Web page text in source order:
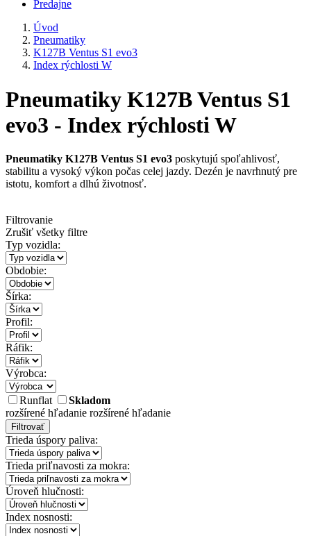
Predajne
Úvod
Pneumatiky
K127B Ventus S1 evo3
Index rýchlosti W
Pneumatiky K127B Ventus S1
evo3 - Index rýchlosti W
Pneumatiky K127B Ventus S1 evo3 poskytujú spoľahlivosť,
stabilitu a vysoký výkon počas celej jazdy. Dezén je navrhnutý pre
istotu, komfort a dlhú životnosť.
Filtrovanie
Zrušiť všetky filtre
Typ vozidla:
Obdobie:
Šírka:
Profil:
Ráfik:
Výrobca:
Runflat
Skladom
rozšírené hľadanie rozšírené hľadanie
Filtrovať
Trieda úspory paliva:
Trieda priľnavosti za mokra:
Úroveň hlučnosti:
Index nosnosti: